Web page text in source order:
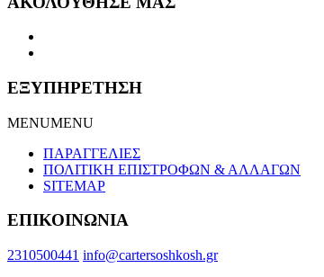
ΕΞΥΠΗΡΕΤΗΣΗ
MENUMENU
ΠΑΡΑΓΓΕΛΙΕΣ
ΠΟΛΙΤΙΚΗ ΕΠΙΣΤΡΟΦΩΝ & ΑΛΛΑΓΩΝ
SITEMAP
ΕΠΙΚΟΙΝΩΝΙΑ
2310500441 info@cartersoshkosh.gr